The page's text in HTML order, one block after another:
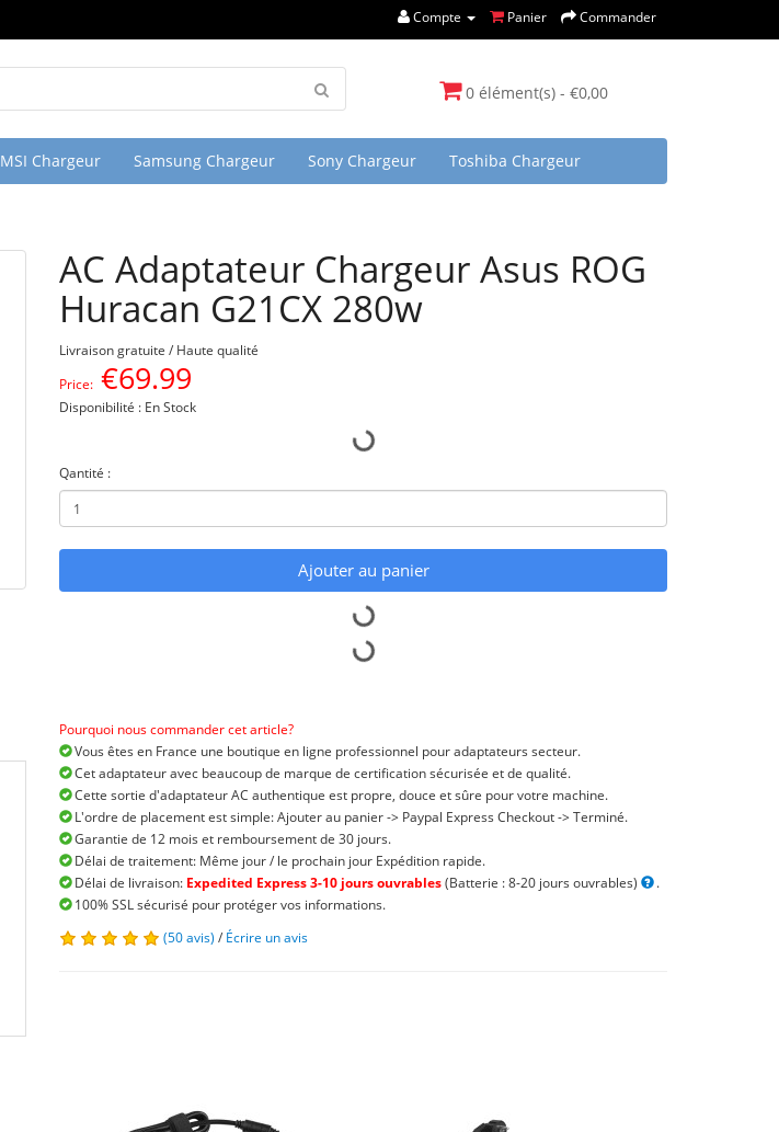
Compte Panier Commander
0 élément(s) - €0,00
MSI Chargeur Samsung Chargeur Sony Chargeur Toshiba Chargeur
AC Adaptateur Chargeur Asus ROG
Huracan G21CX 280w
Livraison gratuite / Haute qualité
Price: €69.99
Disponibilité : En Stock
Qantité :
Ajouter au panier
Pourquoi nous commander cet article?
Vous êtes en France une boutique en ligne professionnel pour adaptateurs secteur.
Cet adaptateur avec beaucoup de marque de certification sécurisée et de qualité.
Cette sortie d'adaptateur AC authentique est propre, douce et sûre pour votre machine.
L'ordre de placement est simple: Ajouter au panier -> Paypal Express Checkout -> Terminé.
Garantie de 12 mois et remboursement de 30 jours.
Délai de traitement: Même jour / le prochain jour Expédition rapide.
Délai de livraison: Expedited Express 3-10 jours ouvrables(Batterie : 8-20 jours ouvrables)
.
100% SSL sécurisé pour protéger vos informations.
(50 avis) / Écrire un avis